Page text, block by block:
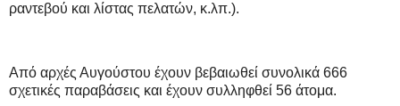
ραντεβού και λίστας πελατών, κ.λπ.).
Από αρχές Αυγούστου έχουν βεβαιωθεί συνολικά 666
σχετικές παραβάσεις και έχουν συλληφθεί 56 άτομα.